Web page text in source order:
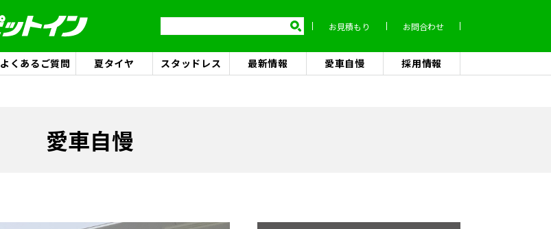
お見積もり お問合わせ
よくあるご質問 夏タイヤ スタッドレス 最新情報 愛車自慢 採用情報
愛車自慢